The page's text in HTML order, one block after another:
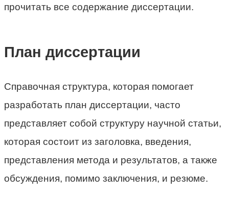
прочитать все содержание диссертации.
План диссертации
Справочная структура, которая помогает
разработать план диссертации, часто
представляет собой структуру научной статьи,
которая состоит из заголовка, введения,
представления метода и результатов, а также
обсуждения, помимо заключения, и резюме.